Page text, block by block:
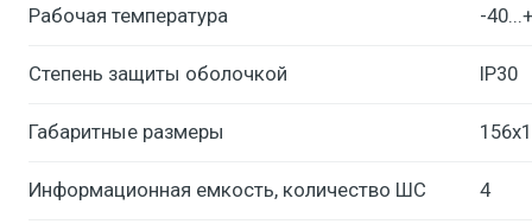
Рабочая температура -
Степень защиты оболочкой IP30
Габаритные размеры
Информационная емкость, количество ШС 4